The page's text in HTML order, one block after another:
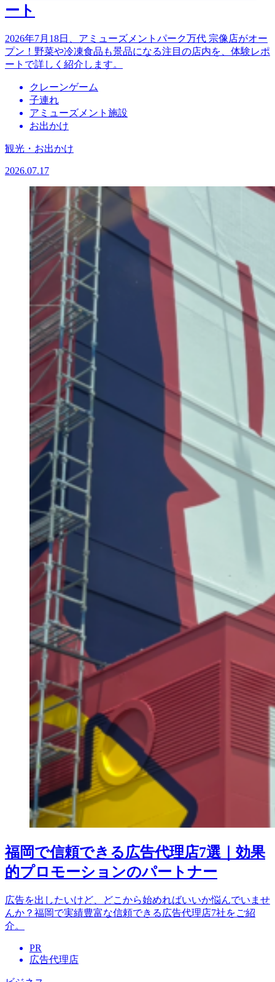
ート
2026年7月18日、アミューズメントパーク万代 宗像店がオー
プン！野菜や冷凍食品も景品になる注目の店内を、体験レポ
ートで詳しく紹介します。
クレーンゲーム
子連れ
アミューズメント施設
お出かけ
観光・お出かけ
2026.07.17
福岡で信頼できる広告代理店7選｜効果
的プロモーションのパートナー
広告を出したいけど、どこから始めればいいか悩んでいませ
んか？福岡で実績豊富な信頼できる広告代理店7社をご紹
介。
PR
広告代理店